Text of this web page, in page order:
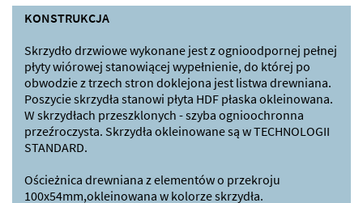
KONSTRUKCJA
Skrzydło drzwiowe wykonane jest z ognioodpornej pełnej
płyty wiórowej stanowiącej wypełnienie, do której po
obwodzie z trzech stron doklejona jest listwa drewniana.
Poszycie skrzydła stanowi płyta HDF płaska okleinowana.
W skrzydłach przeszklonych - szyba ognioochronna
przeźroczysta. Skrzydła okleinowane są w TECHNOLOGII
STANDARD.
Ościeżnica drewniana z elementów o przekroju
100x54mm,okleinowana w kolorze skrzydła.